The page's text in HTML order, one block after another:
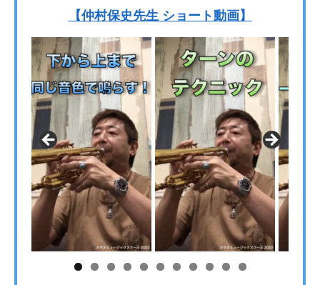
【仲村保史先生 ショート動画】
0 1